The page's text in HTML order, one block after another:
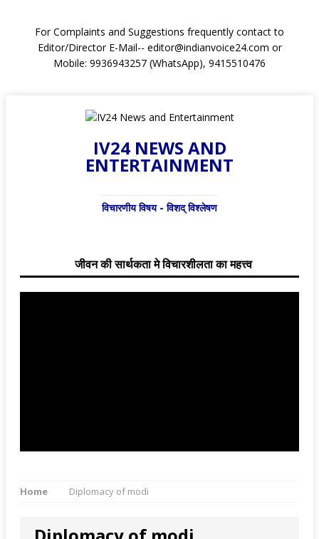
For Complaints and Suggestions frequently contact to
Editor/Director E-Mail-- editor@indianvoice24.com or
Mobile: 9936943257 (WhatsApp), 9415510476
IV24 NEWS AND
ENTERTAINMENT
विचारणीय विषय - विशद् विश्लेषण
जीवन की सार्थकता मे विचारशीलता का महत्त्व
Home Diplomacy of modi